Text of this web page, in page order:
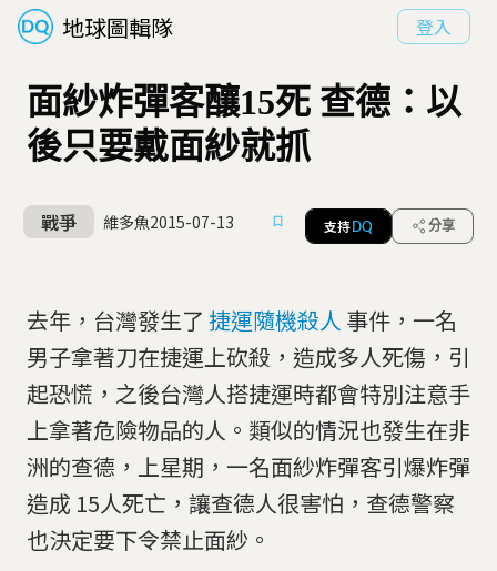
地球圖輯隊 登入
面紗炸彈客釀15死 查德：以
後只要戴面紗就抓
戰爭 維多魚2015-07-13 支持 DQ 分享
去年，台灣發生了 捷運隨機殺人 事件，一名
男子拿著刀在捷運上砍殺，造成多人死傷，引
起恐慌，之後台灣人搭捷運時都會特別注意手
上拿著危險物品的人。類似的情況也發生在非
洲的查德，上星期，一名面紗炸彈客引爆炸彈
造成 15人死亡，讓查德人很害怕，查德警察
也決定要下令禁止面紗。